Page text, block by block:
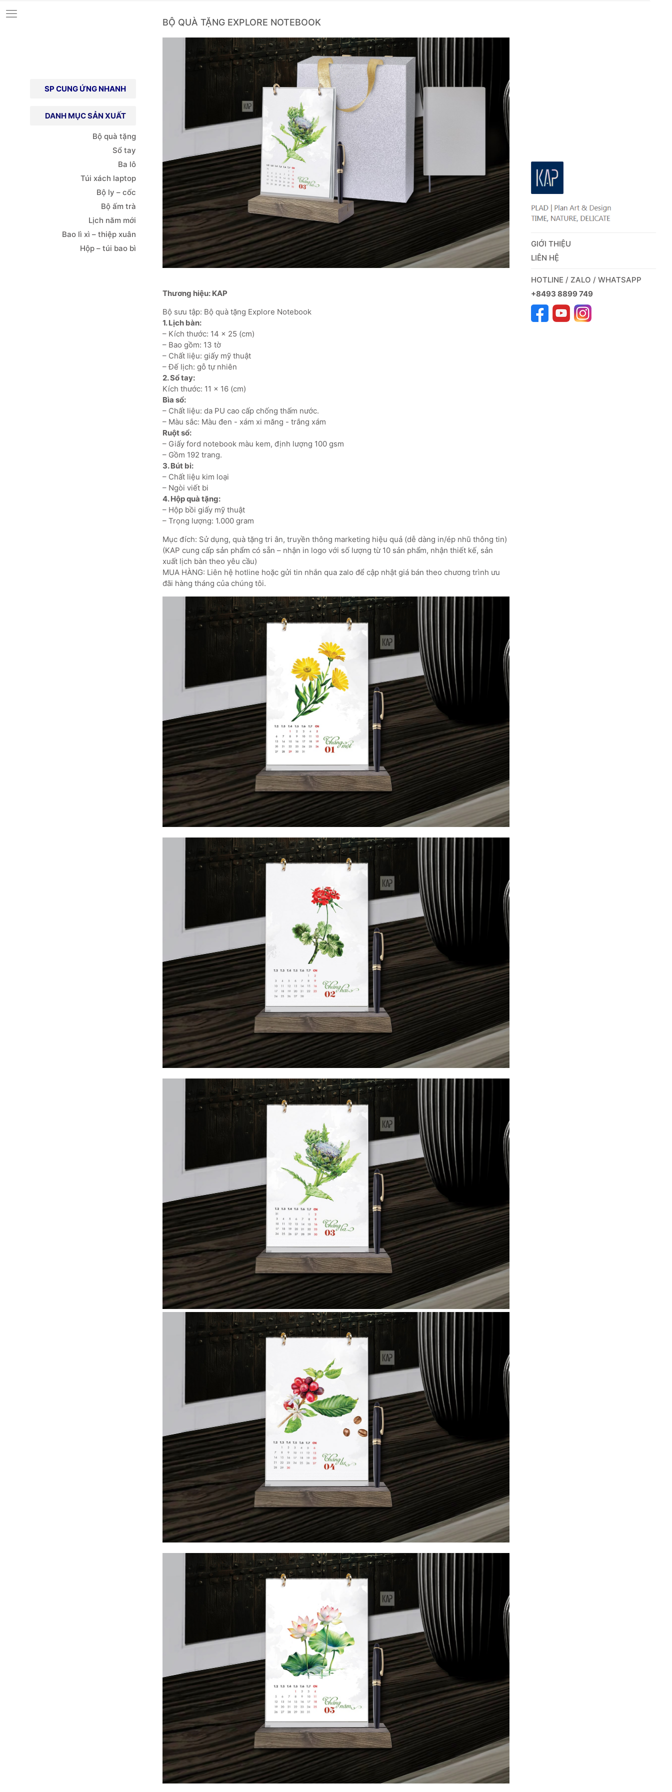
BỘ QUÀ TẶNG EXPLORE NOTEBOOK
Thương hiệu: KAP
Bộ sưu tập: Bộ quà tặng Explore Notebook
1. Lịch bàn:
– Kích thước: 14 x 25 (cm)
– Bao gồm: 13 tờ
– Chất liệu: giấy mỹ thuật
– Đế lịch: gỗ tự nhiên
2. Sổ tay:
Kích thước: 11 x 16 (cm)
Bìa sổ:
– Chất liệu: da PU cao cấp chống thấm nước.
– Màu sắc: Màu đen - xám xi măng - trắng xám
Ruột sổ:
– Giấy ford notebook màu kem, định lượng 100 gsm
– Gồm 192 trang.
3. Bút bi:
– Chất liệu kim loại
– Ngòi viết bi
4. Hộp quà tặng:
– Hộp bồi giấy mỹ thuật
– Trọng lượng: 1.000 gram
Mục đích: Sử dụng, quà tặng tri ân, truyền thông marketing hiệu quả (dễ dàng in/ép nhũ thông tin)
(KAP cung cấp sản phẩm có sẵn – nhận in logo với số lượng từ 10 sản phẩm, nhận thiết kế, sản
xuất lịch bàn theo yêu cầu)
MUA HÀNG: Liên hệ hotline hoặc gửi tin nhắn qua zalo để cập nhật giá bán theo chương trình ưu
đãi hàng tháng của chúng tôi.
SP CUNG ỨNG NHANH
DANH MỤC SẢN XUẤT
Bộ quà tặng
Sổ tay
Ba lô
Túi xách laptop
Bộ ly – cốc
Bộ ấm trà
Lịch năm mới
Bao lì xì – thiệp xuân
Hộp – túi bao bì
GIỚI THIỆU
LIÊN HỆ
HOTLINE / ZALO / WHATSAPP
+8493 8899 749